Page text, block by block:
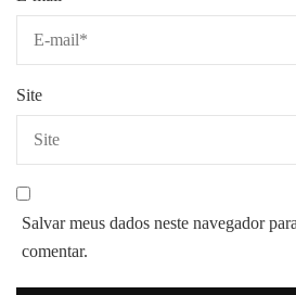
Site
Salvar meus dados neste navegador
comentar.